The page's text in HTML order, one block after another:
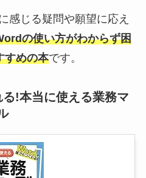
感じる疑問や願望に応え
の使い方がわからず困
すめの本です。
!本当に使える業務マ